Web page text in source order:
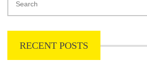
RECENT POSTS